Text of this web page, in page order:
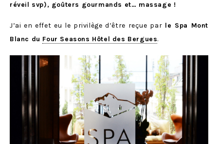
réveil svp), goûters gourmands et… massage !
J’ai en effet eu le privilège d’être reçue par le Spa Mont
Blanc du Four Seasons Hôtel des Bergues.